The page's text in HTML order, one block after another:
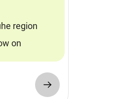
region
on